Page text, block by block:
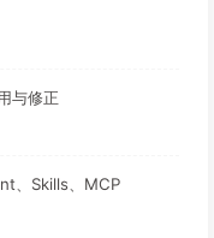
与修正
、Skills、MCP